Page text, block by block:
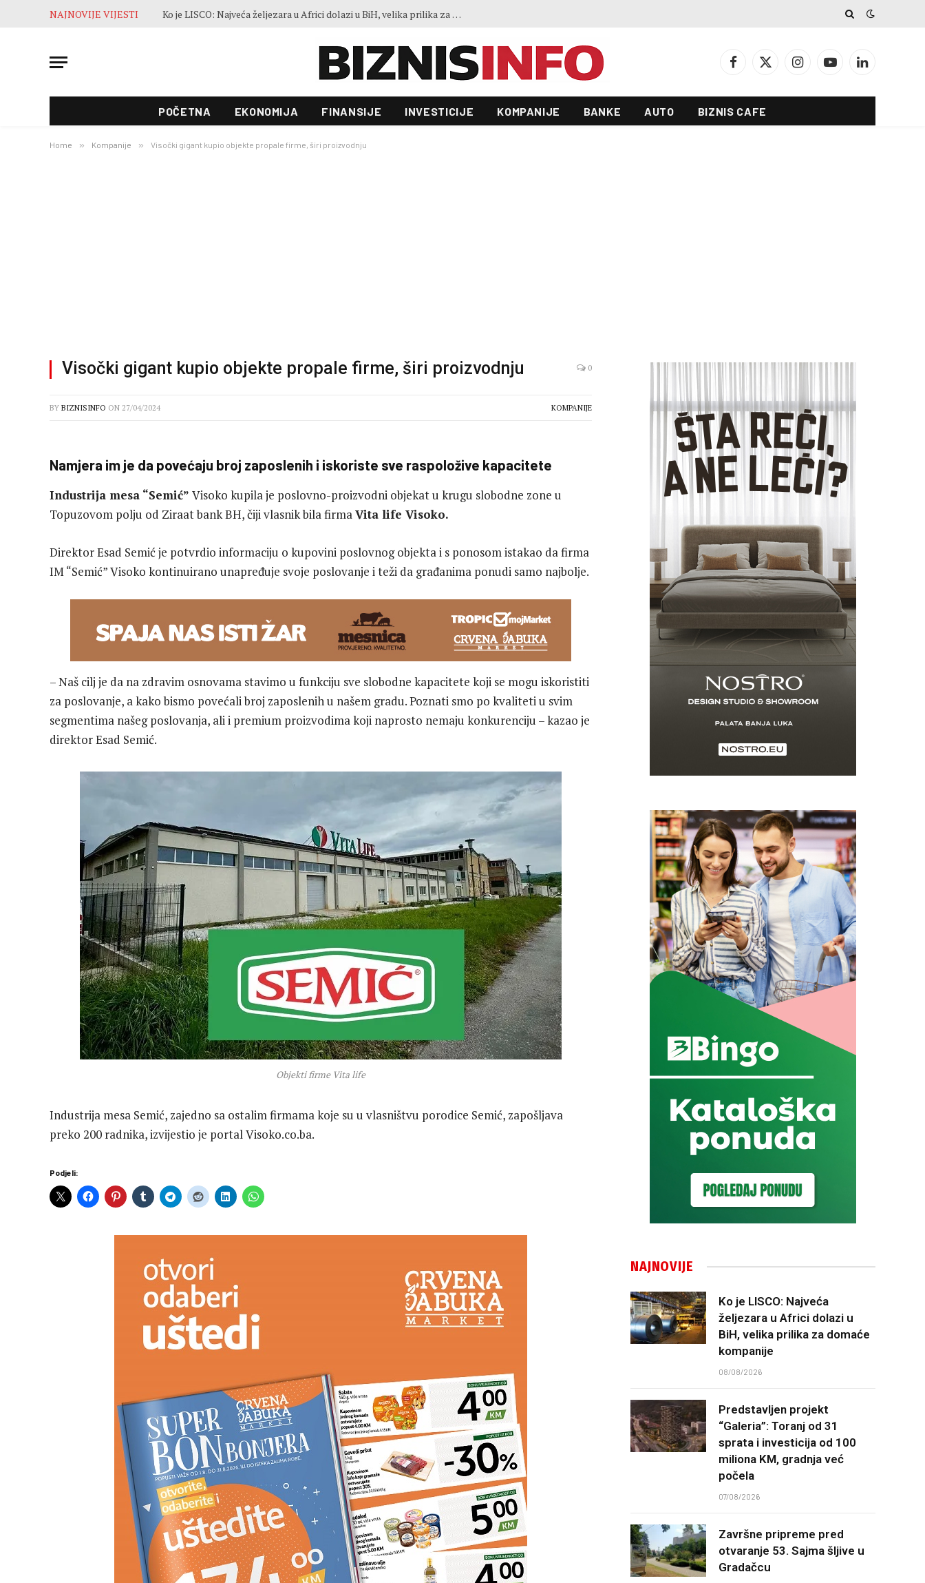
NAJNOVIJE VIJESTI Predstavljen projekt “Galeria”: Toranj od 31 sprata i investicija od 100 miliona KM, gradnja već počela
Facebook
X
InstagramYouTubeLinkedIn
POČETNA EKONOMIJA FINANSIJE INVESTICIJE KOMPANIJE BANKE AUTO BIZNIS CAFE
Home » Kompanije » Visočki gigant kupio objekte propale firme, širi proizvodnju
Visočki gigant kupio objekte propale firme, širi proizvodnju 0
BY BIZNISINFO ON 27/04/2024 KOMPANIJE
Namjera im je da povećaju broj zaposlenih i iskoriste sve raspoložive kapacitete
Industrija mesa “Semić” Visoko kupila je poslovno-proizvodni objekat u krugu slobodne zone u
Topuzovom polju od Ziraat bank BH, čiji vlasnik bila firmaVita life Visoko.
Direktor Esad Semić je potvrdio informaciju o kupovini poslovnog objekta i s ponosom istakao da firma
IM “Semić” Visoko kontinuirano unapređuje svoje poslovanje i teži da građanima ponudi samo najbolje.
– Naš cilj je da na zdravim osnovama stavimo u funkciju sve slobodne kapacitete koji se mogu iskoristiti
za poslovanje, a kako bismo povećali broj zaposlenih u našem gradu. Poznati smo po kvaliteti u svim
segmentima našeg poslovanja, ali i premium proizvodima koji naprosto nemaju konkurenciju – kazao je
direktor Esad Semić.
Objekti firme Vita life
Industrija mesa Semić, zajedno sa ostalim firmama koje su u vlasništvu porodice Semić, zapošljava
preko 200 radnika, izvijestio je portal Visoko.co.ba.
Podjeli:
NAJNOVIJE
Ko je LISCO: Najveća
željezara u Africi dolazi u
BiH, velika prilika za domaće
kompanije
08/08/2026
Predstavljen projekt
“Galeria”: Toranj od 31
sprata i investicija od 100
miliona KM, gradnja već
počela
07/08/2026
Završne pripreme pred
otvaranje 53. Sajma šljive u
Gradačcu